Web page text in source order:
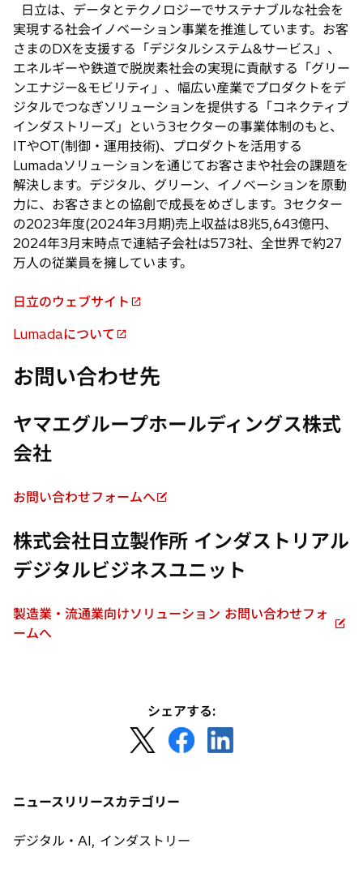
で
開
く
日立は、データとテクノロジーでサステナブルな社会を
実現する社会イノベーション事業を推進しています。お客
さまのDXを支援する「デジタルシステム&サービス」、
エネルギーや鉄道で脱炭素社会の実現に貢献する「グリー
ンエナジー&モビリティ」、幅広い産業でプロダクトをデ
ジタルでつなぎソリューションを提供する「コネクティブ
インダストリーズ」という3セクターの事業体制のもと、
ITやOT(制御・運用技術)、プロダクトを活用する
Lumadaソリューションを通じてお客さまや社会の課題を
解決します。デジタル、グリーン、イノベーションを原動
力に、お客さまとの協創で成長をめざします。3セクター
の2023年度(2024年3月期)売上収益は8兆5,643億円、
2024年3月末時点で連結子会社は573社、全世界で約27
万人の従業員を擁しています。
日立のウェブサイト
新
し
タ
ブ
開
く
Lumadaについて
新
い
ブ
で
開
お問い合わせ先
ヤマエグループホールディングス株式
会社
お問い合わせフォームへ
新
い
タ
ブ
開
株式会社日立製作所 インダストリアル
デジタルビジネスユニット
製造業・流通業向けソリューション お問い合わせフォ
ームへ
新
シェアする:
し
タ
で
新
し
ニュースリリースカテゴリー
デジタル・AI, インダストリー